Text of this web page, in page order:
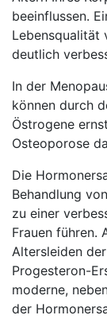
beeinflussen.
Lebensqualität
deutlich
In der
können durch
Östrogene
Osteoporose
Die
Behandlung
zu einer
Frauen führen.
Altersleiden
Progesteron-
moderne,
der